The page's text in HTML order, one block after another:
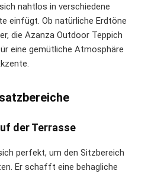
nahtlos in verschiedene
einfügt. Ob natürliche Erdtöne
die Azanza Outdoor Teppich
eine gemütliche Atmosphäre
der Terrasse
perfekt, um den Sitzbereich
Er schafft eine behagliche